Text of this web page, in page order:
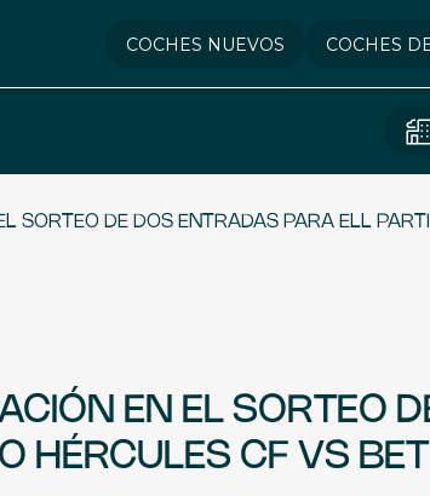
COCHES NUEVOS COCHES
SORTEO DE DOS ENTRADAS PARA ELL
EN EL SORTEO
HÉRCULES CF VS